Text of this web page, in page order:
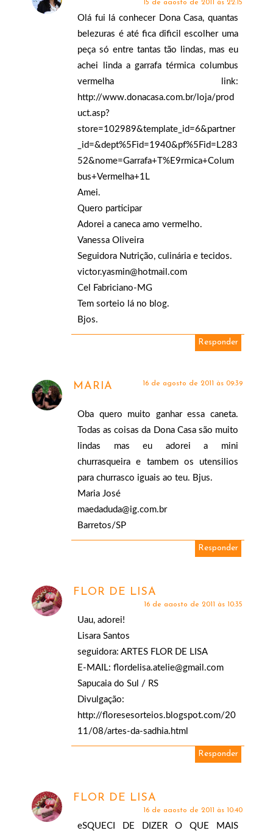
15 de agosto de 2011 às 22:15
Olá fui lá conhecer Dona Casa, quantas
belezuras é até fica dificil escolher uma
peça só entre tantas tão lindas, mas eu
achei linda a garrafa térmica columbus
vermelha link:
http://www.donacasa.com.br/loja/prod
uct.asp?
store=102989&template_id=6&partner
_id=&dept%5Fid=1940&pf%5Fid=L283
52&nome=Garrafa+T%E9rmica+Colum
bus+Vermelha+1L
Amei.
Quero participar
Adorei a caneca amo vermelho.
Vanessa Oliveira
Seguidora Nutrição, culinária e tecidos.
victor.yasmin@hotmail.com
Cel Fabriciano-MG
Tem sorteio lá no blog.
Bjos.
Responder
MARIA 16 de agosto de 2011 às 09:39
Oba quero muito ganhar essa caneta.
Todas as coisas da Dona Casa são muito
lindas mas eu adorei a mini
churrasqueira e tambem os utensilios
para churrasco iguais ao teu. Bjus.
Maria José
maedaduda@ig.com.br
Barretos/SP
Responder
FLOR DE LISA
16 de agosto de 2011 às 10:35
Uau, adorei!
Lisara Santos
seguidora: ARTES FLOR DE LISA
E-MAIL: flordelisa.atelie@gmail.com
Sapucaia do Sul / RS
Divulgação:
http://floresesorteios.blogspot.com/20
11/08/artes-da-sadhia.html
Responder
FLOR DE LISA
16 de agosto de 2011 às 10:40
eSQUECI DE DIZER O QUE MAIS